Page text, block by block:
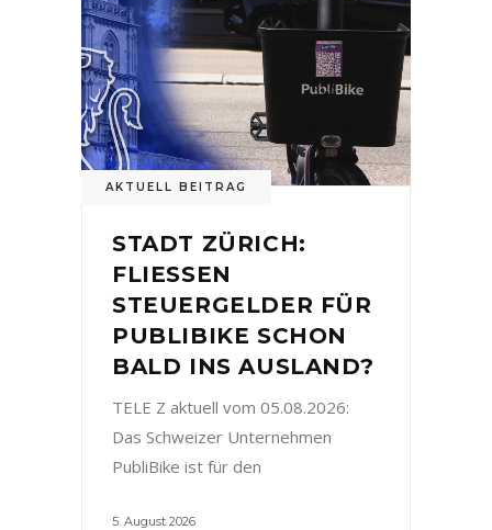
AKTUELL BEITRAG
STADT ZÜRICH:
FLIESSEN
STEUERGELDER FÜR
PUBLIBIKE SCHON
BALD INS AUSLAND?
TELE Z aktuell vom 05.08.2026:
Das Schweizer Unternehmen
PubliBike ist für den
5. August 2026